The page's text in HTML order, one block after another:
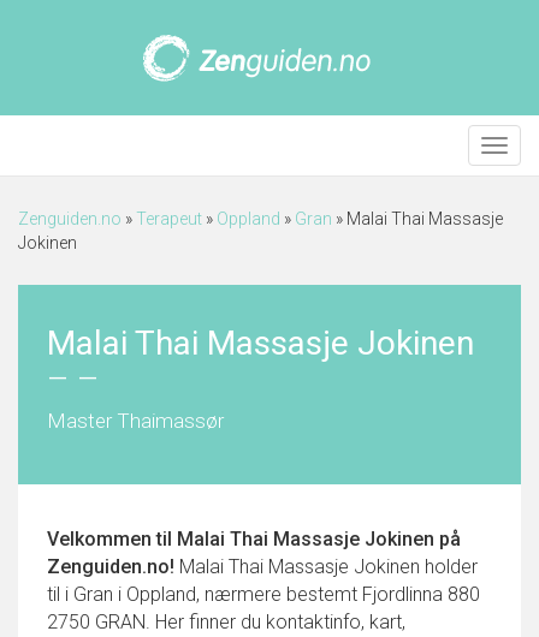
Meny
Zenguiden.no »Terapeut » Oppland » Gran » Malai Thai Massasje
Jokinen
Malai Thai Massasje Jokinen
– –
Master Thaimassør
Velkommen til Malai Thai Massasje Jokinen på
Zenguiden.no! Malai Thai Massasje Jokinen holder
til i Gran i Oppland, nærmere bestemt Fjordlinna 880
2750 GRAN. Her finner du kontaktinfo, kart,